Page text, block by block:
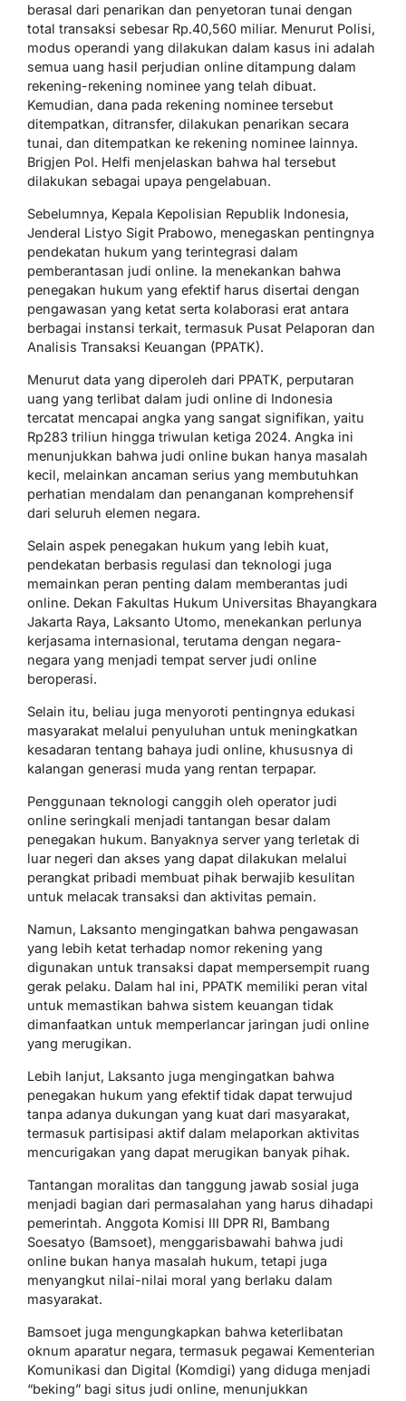
berasal dari penarikan dan penyetoran tunai dengan
total transaksi sebesar Rp.40,560 miliar. Menurut Polisi,
modus operandi yang dilakukan dalam kasus ini adalah
semua uang hasil perjudian online ditampung dalam
rekening-rekening nominee yang telah dibuat.
Kemudian, dana pada rekening nominee tersebut
ditempatkan, ditransfer, dilakukan penarikan secara
tunai, dan ditempatkan ke rekening nominee lainnya.
Brigjen Pol. Helfi menjelaskan bahwa hal tersebut
dilakukan sebagai upaya pengelabuan.
Sebelumnya, Kepala Kepolisian Republik Indonesia,
Jenderal Listyo Sigit Prabowo, menegaskan pentingnya
pendekatan hukum yang terintegrasi dalam
pemberantasan judi online. Ia menekankan bahwa
penegakan hukum yang efektif harus disertai dengan
pengawasan yang ketat serta kolaborasi erat antara
berbagai instansi terkait, termasuk Pusat Pelaporan dan
Analisis Transaksi Keuangan (PPATK).
Menurut data yang diperoleh dari PPATK, perputaran
uang yang terlibat dalam judi online di Indonesia
tercatat mencapai angka yang sangat signifikan, yaitu
Rp283 triliun hingga triwulan ketiga 2024. Angka ini
menunjukkan bahwa judi online bukan hanya masalah
kecil, melainkan ancaman serius yang membutuhkan
perhatian mendalam dan penanganan komprehensif
dari seluruh elemen negara.
Selain aspek penegakan hukum yang lebih kuat,
pendekatan berbasis regulasi dan teknologi juga
memainkan peran penting dalam memberantas judi
online. Dekan Fakultas Hukum Universitas Bhayangkara
Jakarta Raya, Laksanto Utomo, menekankan perlunya
kerjasama internasional, terutama dengan negara-
negara yang menjadi tempat server judi online
beroperasi.
Selain itu, beliau juga menyoroti pentingnya edukasi
masyarakat melalui penyuluhan untuk meningkatkan
kesadaran tentang bahaya judi online, khususnya di
kalangan generasi muda yang rentan terpapar.
Penggunaan teknologi canggih oleh operator judi
online seringkali menjadi tantangan besar dalam
penegakan hukum. Banyaknya server yang terletak di
luar negeri dan akses yang dapat dilakukan melalui
perangkat pribadi membuat pihak berwajib kesulitan
untuk melacak transaksi dan aktivitas pemain.
Namun, Laksanto mengingatkan bahwa pengawasan
yang lebih ketat terhadap nomor rekening yang
digunakan untuk transaksi dapat mempersempit ruang
gerak pelaku. Dalam hal ini, PPATK memiliki peran vital
untuk memastikan bahwa sistem keuangan tidak
dimanfaatkan untuk memperlancar jaringan judi online
yang merugikan.
Lebih lanjut, Laksanto juga mengingatkan bahwa
penegakan hukum yang efektif tidak dapat terwujud
tanpa adanya dukungan yang kuat dari masyarakat,
termasuk partisipasi aktif dalam melaporkan aktivitas
mencurigakan yang dapat merugikan banyak pihak.
Tantangan moralitas dan tanggung jawab sosial juga
menjadi bagian dari permasalahan yang harus dihadapi
pemerintah. Anggota Komisi III DPR RI, Bambang
Soesatyo (Bamsoet), menggarisbawahi bahwa judi
online bukan hanya masalah hukum, tetapi juga
menyangkut nilai-nilai moral yang berlaku dalam
masyarakat.
Bamsoet juga mengungkapkan bahwa keterlibatan
oknum aparatur negara, termasuk pegawai Kementerian
Komunikasi dan Digital (Komdigi) yang diduga menjadi
“beking” bagi situs judi online, menunjukkan